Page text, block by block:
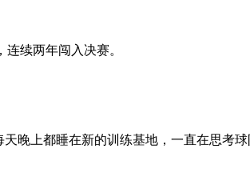
，连续两年闯入决赛。
天晚上都睡在新的训练基地，一直在思考